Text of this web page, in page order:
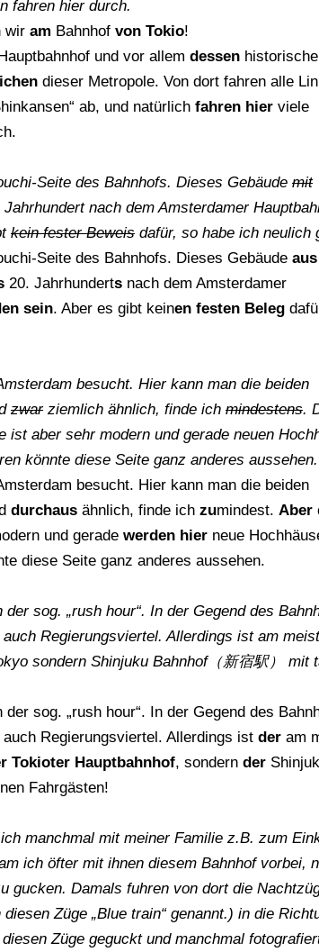
fahren hier durch.
wir am Bahnhof von Tokio!
und vor allem dessen historische
dieser Metropole. Von dort fahren alle
ab, und natürlich fahren hier viele
Seite des Bahnhofs. Dieses Gebäude mit
nach dem Amsterdamer
kein fester Beweis dafür, so habe ich neulich
Seite des Bahnhofs. Dieses Gebäude aus
20. Jahrhunderts nach dem Amsterdamer
sein. Aber es gibt keinen festen Beleg
besucht. Hier kann man die beiden
zwarziemlich ähnlich, finde ich mindestens.
ist aber sehr modern und gerade neuen
könnte diese Seite ganz anderes aussehen.
besucht. Hier kann man die beiden
durchaus ähnlich, finde ich zumindest. Aber
und gerade werden hier neue
diese Seite ganz anderes aussehen.
sog. „rush hour“. In der Gegend des
Regierungsviertel. Allerdings ist am
sondern Shinjuku Bahnhof（新宿駅） mit
sog. „rush hour“. In der Gegend des
Regierungsviertel. Allerdings ist der am
Tokioter Hauptbahnhof, sondern der
Fahrgästen!
manchmal mit meiner Familie z.B. zum
ich öfter mit ihnen diesem Bahnhof vorbei,
gucken. Damals fuhren von dort die
Züge „Blue train“ genannt.) in die
Züge geguckt und manchmal